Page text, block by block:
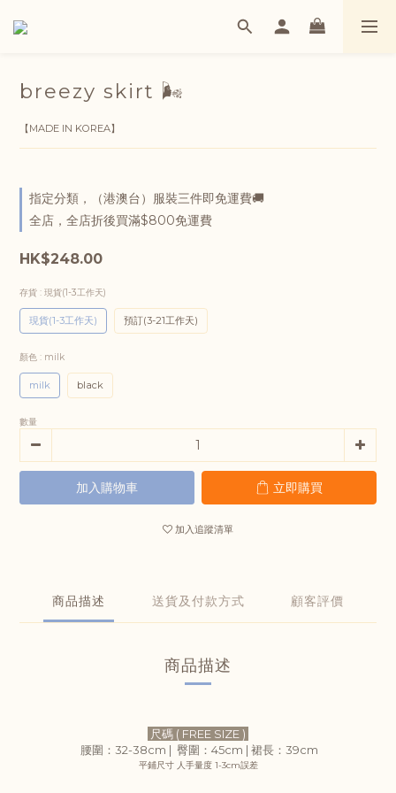
breezy skirt 🌬
【MADE IN KOREA】
指定分類，（港澳台）服裝三件即免運費🚚
全店，全店折後買滿$800免運費
HK$248.00
存貨 : 現貨(1-3工作天)
現貨(1-3工作天) 預訂(3-21工作天)
顏色 : milk
milk black
數量
加入購物車 立即購買
加入追蹤清單
商品描述 送貨及付款方式 顧客評價
商品描述
尺碼 ( FREE SIZE )
腰圍：32-38cm | 臀圍：45cm | 裙長：39cm
平鋪尺寸 人手量度 1-3cm誤差